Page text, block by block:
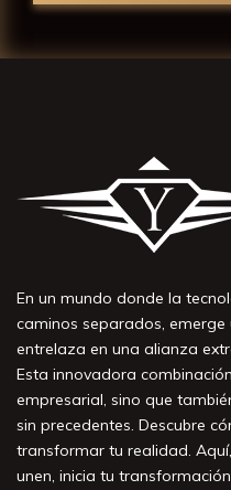
En un mundo donde la
caminos separados,
entrelaza en una alianza
Esta innovadora
empresarial, sino que
sin precedentes. Descubre
transformar tu realidad.
unen, inicia tu transformación